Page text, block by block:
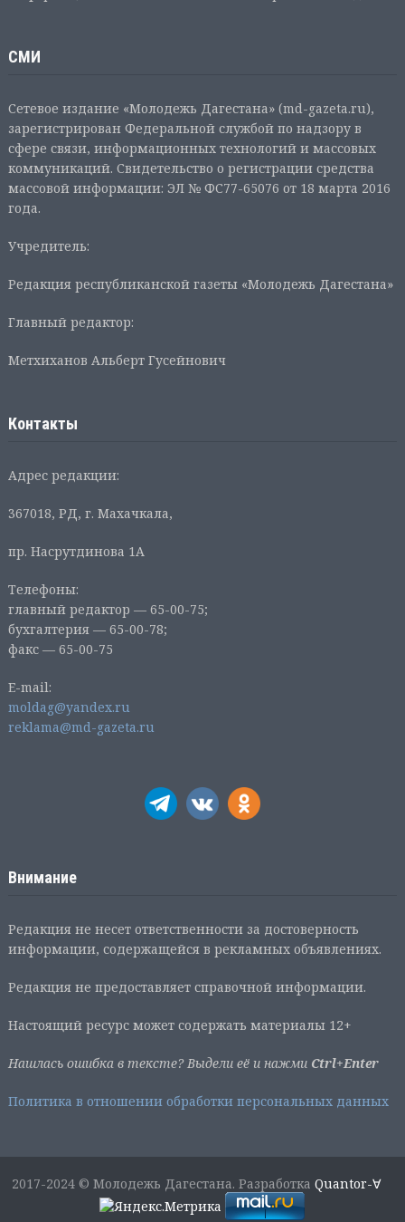
СМИ
Сетевое издание «Молодежь Дагестана» (md-gazeta.ru),
зарегистрирован Федеральной службой по надзору в
сфере связи, информационных технологий и массовых
коммуникаций. Свидетельство о регистрации средства
массовой информации: ЭЛ № ФС77-65076 от 18 марта 2016
года.
Учредитель:
Редакция республиканской газеты «Молодежь Дагестана»
Главный редактор:
Метхиханов Альберт Гусейнович
Контакты
Адрес редакции:
367018, РД, г. Махачкала,
пр. Насрутдинова 1А
Телефоны:
главный редактор — 65-00-75;
бухгалтерия — 65-00-78;
факс — 65-00-75
E-mail:
moldag@yandex.ru
reklama@md-gazeta.ru
Внимание
Редакция не несет ответственности за достоверность
информации, содержащейся в рекламных объявлениях.
Редакция не предоставляет справочной информации.
Настоящий ресурс может содержать материалы 12+
Нашлась ошибка в тексте? Выдели её и нажми Ctrl+Enter
Политика в отношении обработки персональных данных
2017-2024 © Молодежь Дагестана. РазработкаQuantor-∀